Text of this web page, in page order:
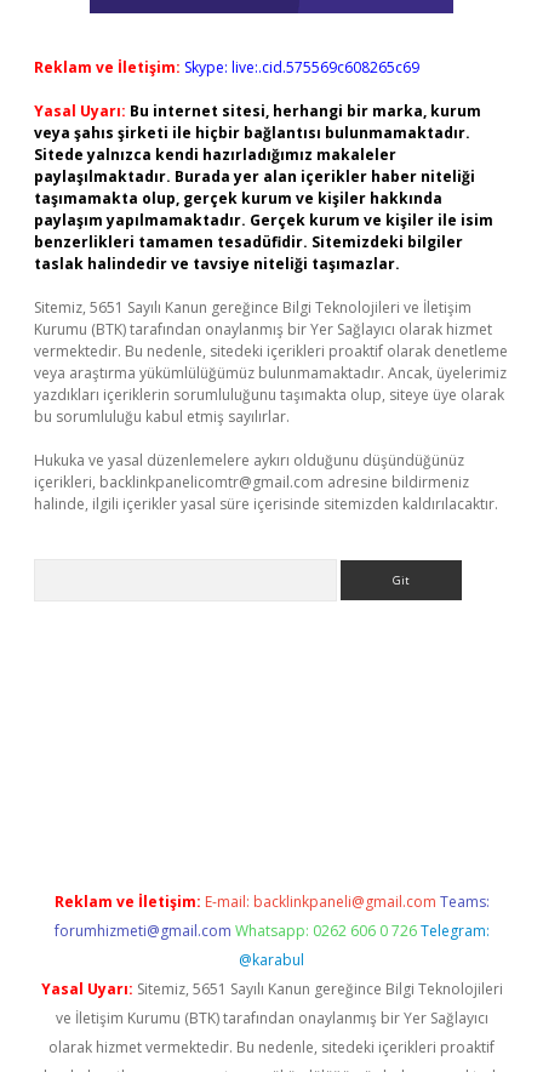
Reklam ve İletişim: Skype: live:.cid.575569c608265c69
Yasal Uyarı: Bu internet sitesi, herhangi bir marka, kurum
veya şahıs şirketi ile hiçbir bağlantısı bulunmamaktadır.
Sitede yalnızca kendi hazırladığımız makaleler
paylaşılmaktadır. Burada yer alan içerikler haber niteliği
taşımamakta olup, gerçek kurum ve kişiler hakkında
paylaşım yapılmamaktadır. Gerçek kurum ve kişiler ile isim
benzerlikleri tamamen tesadüfidir. Sitemizdeki bilgiler
taslak halindedir ve tavsiye niteliği taşımazlar.
Sitemiz, 5651 Sayılı Kanun gereğince Bilgi Teknolojileri ve İletişim
Kurumu (BTK) tarafından onaylanmış bir Yer Sağlayıcı olarak hizmet
vermektedir. Bu nedenle, sitedeki içerikleri proaktif olarak denetleme
veya araştırma yükümlülüğümüz bulunmamaktadır. Ancak, üyelerimiz
yazdıkları içeriklerin sorumluluğunu taşımakta olup, siteye üye olarak
bu sorumluluğu kabul etmiş sayılırlar.
Hukuka ve yasal düzenlemelere aykırı olduğunu düşündüğünüz
içerikleri, backlinkpanelicomtr@gmail.com adresine bildirmeniz
halinde, ilgili içerikler yasal süre içerisinde sitemizden kaldırılacaktır.
Reklam ve İletişim: E-mail: backlinkpaneli@gmail.com Teams:
forumhizmeti@gmail.com Whatsapp: 0262 606 0 726 Telegram:
@karabul
Yasal Uyarı: Sitemiz, 5651 Sayılı Kanun gereğince Bilgi Teknolojileri
ve İletişim Kurumu (BTK) tarafından onaylanmış bir Yer Sağlayıcı
olarak hizmet vermektedir. Bu nedenle, sitedeki içerikleri proaktif